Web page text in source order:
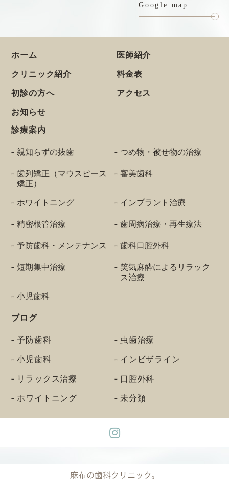
Google map
ホーム 医師紹介
クリニック紹介 料金表
初診の方へ アクセス
お知らせ
診療案内
親知らずの抜歯 つめ物・被せ物の治療
歯列矯正（マウスピース
矯正）
審美歯科
ホワイトニング インプラント治療
精密根管治療 歯周病治療・再生療法
予防歯科・メンテナンス 歯科口腔外科
短期集中治療
笑気麻酔によるリラック
ス治療
小児歯科
ブログ
予防歯科 虫歯治療
小児歯科 インビザライン
リラックス治療 口腔外科
ホワイトニング 未分類
麻布の歯科クリニック。